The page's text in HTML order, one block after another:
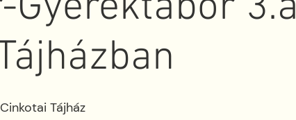
Cinkotai Tájház